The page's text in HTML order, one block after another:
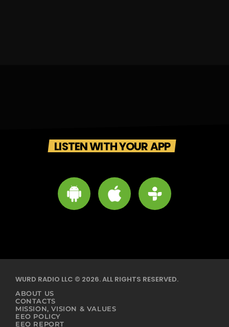
LISTEN WITH YOUR APP
WURD RADIO LLC © 2026. ALL RIGHTS RESERVED.
ABOUT US
CONTACTS
MISSION, VISION & VALUES
EEO POLICY
EEO REPORT